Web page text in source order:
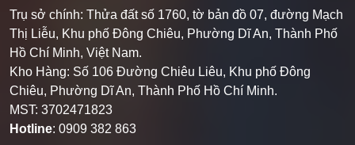
Trụ sở chính: Thửa đất số 1760, tờ bản đồ 07, đường Mạch
Thị Liễu, Khu phố Đông Chiêu, Phường Dĩ An, Thành Phố
Hồ Chí Minh, Việt Nam.
Kho Hàng: Số 106 Đường Chiêu Liêu, Khu phố Đông
Chiêu, Phường Dĩ An, Thành Phố Hồ Chí Minh.
MST: 3702471823
Hotline: 0909 382 863